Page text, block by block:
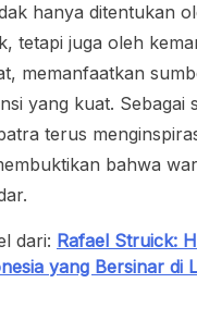
hanya ditentukan
tetapi juga oleh
memanfaatkan
yang kuat. Sebagai
terus
bahwa
dari: Rafael Struick:
yang Bersinar di